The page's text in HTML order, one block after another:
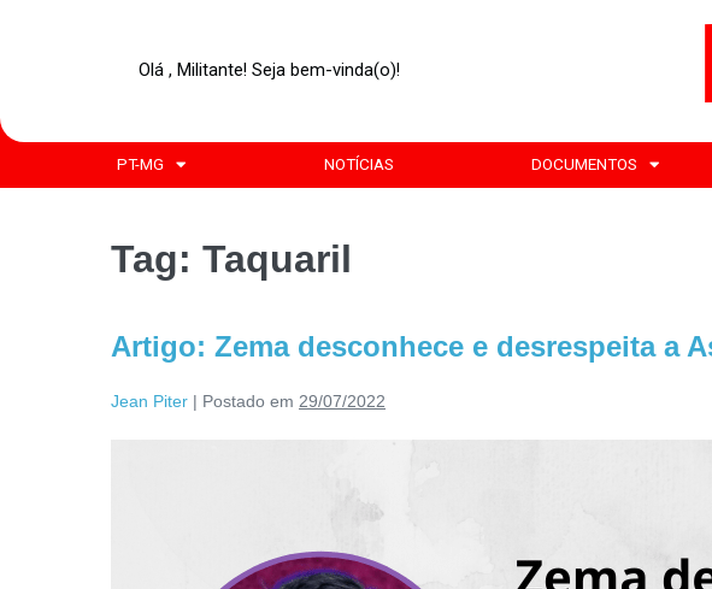
Olá , Militante! Seja bem-vinda(o)!
PT-MG NOTÍCIAS DOCUMENTOS
Tag: Taquaril
Artigo: Zema desconhece e desrespeita a
Jean Piter | Postado em 29/07/2022